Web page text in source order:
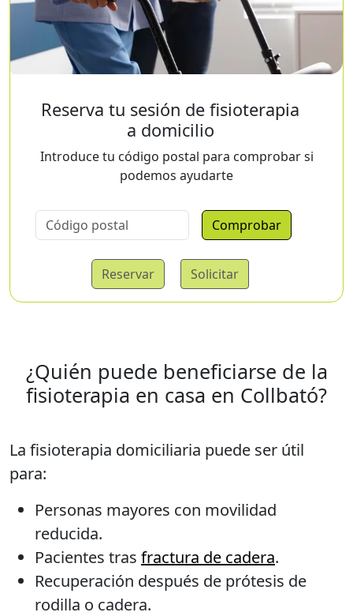
Reserva tu sesión de fisioterapia
a domicilio
Introduce tu código postal para comprobar si
podemos ayudarte
Comprobar
Reservar Solicitar
¿Quién puede beneficiarse de la
fisioterapia en casa en Collbató?
La fisioterapia domiciliaria puede ser útil
para:
Personas mayores con movilidad
reducida.
Pacientes tras fractura de cadera.
Recuperación después de prótesis de
rodilla o cadera.